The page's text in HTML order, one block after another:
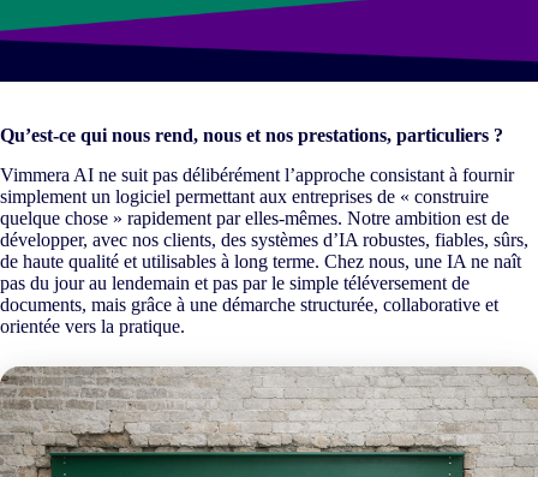
Qu’est-ce qui nous rend, nous et nos prestations, particuliers ?
Vimmera AI ne suit pas délibérément l’approche consistant à fournir
simplement un logiciel permettant aux entreprises de « construire
quelque chose » rapidement par elles-mêmes. Notre ambition est de
développer, avec nos clients, des systèmes d’IA robustes, fiables, sûrs,
de haute qualité et utilisables à long terme. Chez nous, une IA ne naît
pas du jour au lendemain et pas par le simple téléversement de
documents, mais grâce à une démarche structurée, collaborative et
orientée vers la pratique.